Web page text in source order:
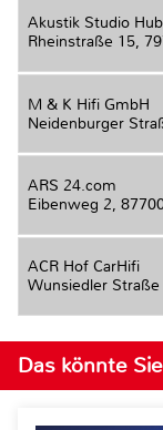
Akustik Studio
Rheinstraße 15,
M & K Hifi GmbH
Neidenburger
ARS 24.com
Eibenweg 2,
ACR Hof CarHifi
Wunsiedler Straße
Das könnte